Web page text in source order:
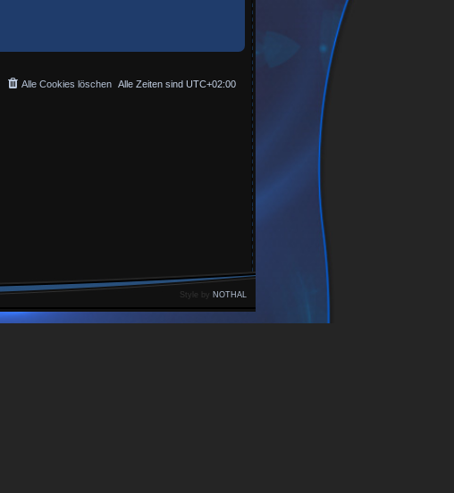
Alle Zeiten sind UTC+02:00
Alle Cookies löschen
Style by NOTHAL